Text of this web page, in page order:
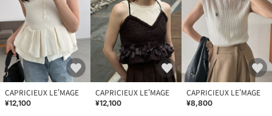
CAPRICIEUX LE'MAGE
¥12,100
CAPRICIEUX LE'MAGE
¥12,100
CAPRICIEUX LE'MAGE
¥8,800